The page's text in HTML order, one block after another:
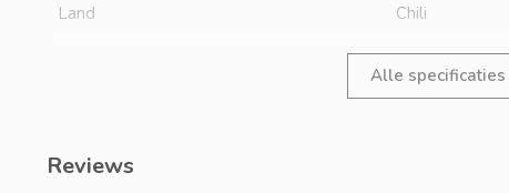
Land Chili
Alle specificaties
Reviews